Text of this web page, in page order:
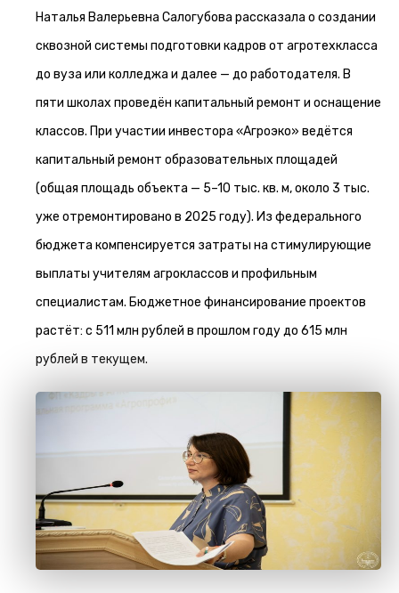
Наталья Валерьевна Салогубова рассказала о создании
сквозной системы подготовки кадров от агротехкласса
до вуза или колледжа и далее — до работодателя. В
пяти школах проведён капитальный ремонт и оснащение
классов. При участии инвестора «Агроэко» ведётся
капитальный ремонт образовательных площадей
(общая площадь объекта — 5–10 тыс. кв. м, около 3 тыс.
уже отремонтировано в 2025 году). Из федерального
бюджета компенсируется затраты на стимулирующие
выплаты учителям агроклассов и профильным
специалистам. Бюджетное финансирование проектов
растёт: с 511 млн рублей в прошлом году до 615 млн
рублей в текущем.